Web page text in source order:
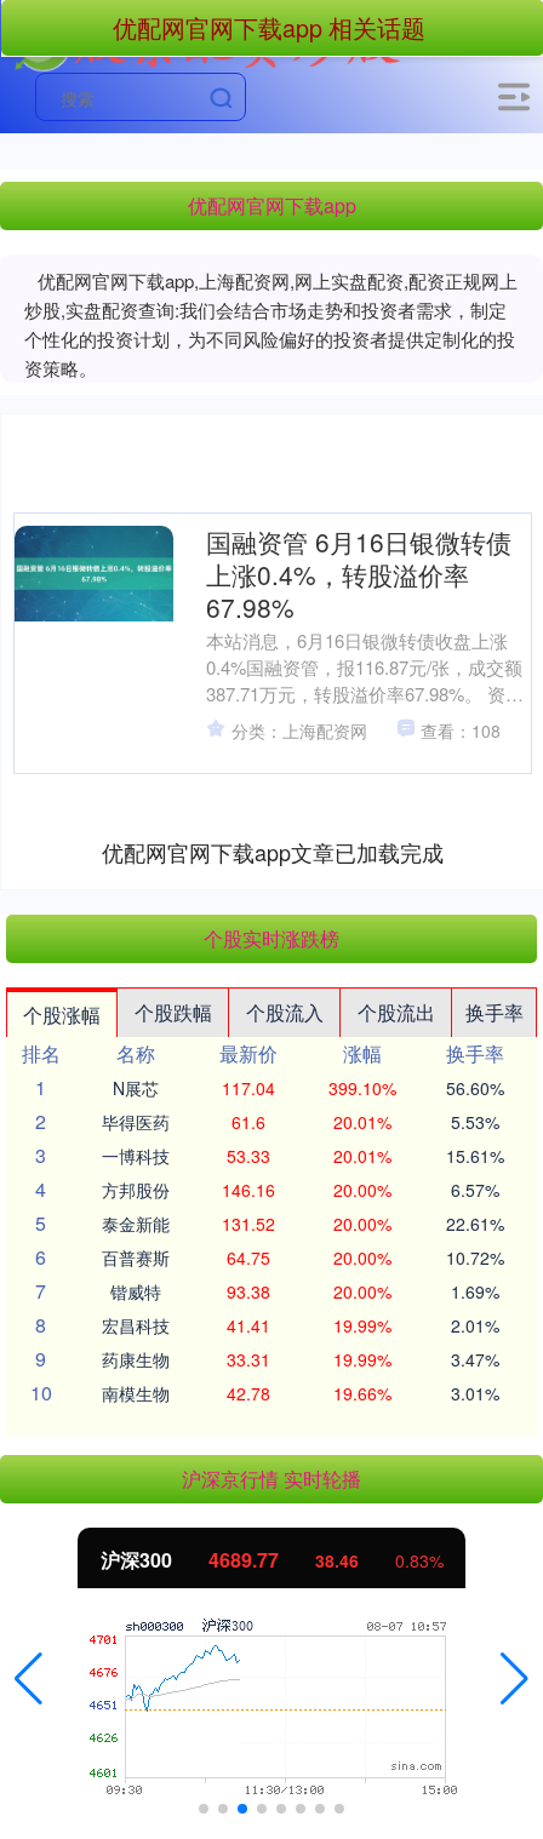
优配网官网下载app
优配网官网下载app,上海配资网,网上实盘配资,配资正规网上
炒股,实盘配资查询:我们会结合市场走势和投资者需求，制定
个性化的投资计划，为不同风险偏好的投资者提供定制化的投
资策略。
优配网官网下载app 相关话题
国融资管 6月16日银微转债
上涨0.4%，转股溢价率
67.98%
本站消息，6月16日银微转债收盘上涨
0.4%国融资管，报116.87元/张，成交额
387.71万元，转股溢价率67.98%。 资料
显示，银微转债信用级别为“A+....
分类：上海配资网 查看：108
优配网官网下载app文章已加载完成
个股实时涨跌榜
个股涨幅 个股跌幅 个股流入 个股流出
换手率
排名
名称 最新价 涨幅
换手率
1
N展芯 117.04 399.10% 56.60%
2 毕得医药 61.6 20.01% 5.53%
3 一博科技 53.33 20.01% 15.61%
4 方邦股份 146.16 20.00% 6.57%
5 泰金新能 131.52 20.00% 22.61%
6 百普赛斯 64.75 20.00% 10.72%
7 锴威特 93.38 20.00% 1.69%
8 宏昌科技 41.41 19.99% 2.01%
9 药康生物 33.31 19.99% 3.47%
10 南模生物 42.78 19.66% 3.01%
沪深京行情 实时轮播
沪深300 4689.77 38.46 0.83%